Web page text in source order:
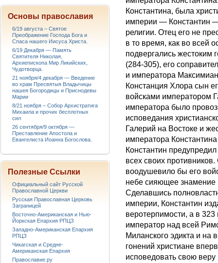
Константина, была
империи — Константин
религии. Отец его не
в то время, как во всей
подвергались жестоким
(284-305), его
и императора
Констанция Хлора сын
войсками императором
императора было
исповедания
Галерий на Востоке и
императора
Константин
всех своих
воодушевило бы его
небе сияющее знамение
Сделавшись
империи, Константин
веротерпимости, а в 323
император над всей
Миланского эдикта и на
гонений христиане
исповедовать свою веру
Основы православия
6/19 августа – Святое
Преображение Господа Бога и
Спаса нашего Иисуса Христа.
6/19 Декабря — Память
Святителя Николая,
Архиепископа Мир Ликийских,
Чудотворца.
21 ноября/4 декабря — Введение
во храм Пресвятыя Владычицы
нашея Богородицы и Приснодевы
Марии
8/21 ноября – Собор Архистратига
Михаила и прочих бесплотных
сил
26 сентября/9 октября —
Преставление Апостола и
Евангелиста Иоанна Богослова.
Полезные Ссылки
Официальный сайт Русской
Православной Церкви
Русская Православная Церковь
Заграницей
Восточно-Американская и Нью-
Йоркская Епархия РПЦЗ
Западно-Американская Епархия
РПЦЗ
Чикагская и Средне-
Американская Епархия
Православие.ру